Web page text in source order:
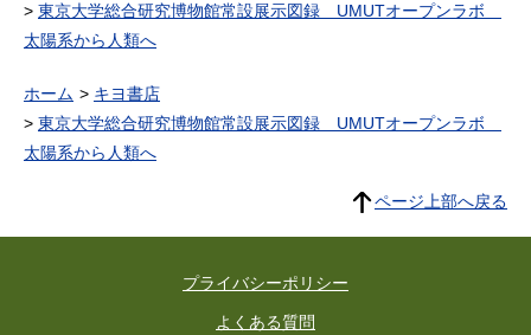
東京大学総合研究博物館常設展示図録 UMUTオープンラボ
太陽系から人類へ
ホーム
キヨ書店
東京大学総合研究博物館常設展示図録 UMUTオープンラボ
太陽系から人類へ
ページ上部へ戻る
プライバシーポリシー
よくある質問